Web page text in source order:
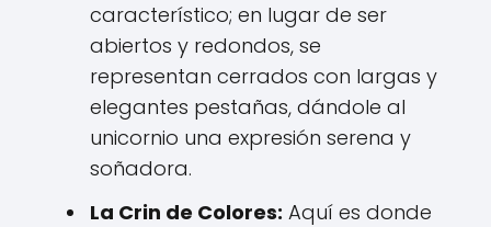
característico; en lugar de ser
abiertos y redondos, se
representan cerrados con largas y
elegantes pestañas, dándole al
unicornio una expresión serena y
soñadora.
La Crin de Colores: Aquí es donde